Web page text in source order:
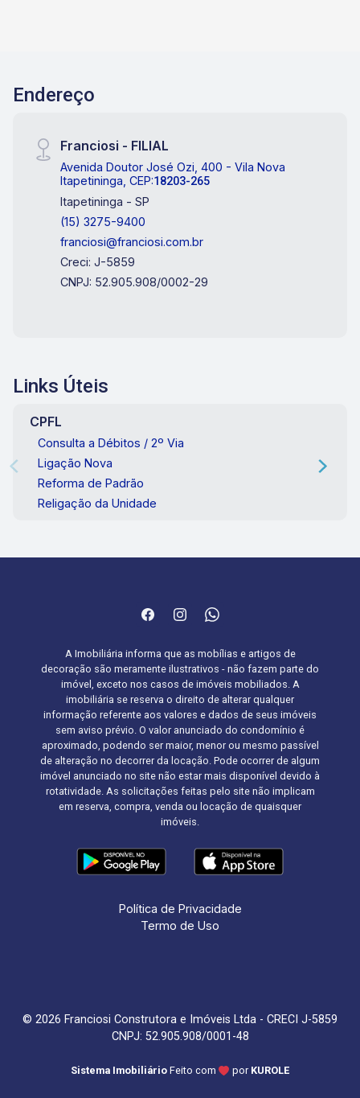
Endereço
Franciosi - FILIAL
Avenida Doutor José Ozi, 400 - Vila Nova
Itapetininga, CEP:18203-265
Itapetininga - SP
(15) 3275-9400
franciosi@franciosi.com.br
Creci: J-5859
CNPJ: 52.905.908/0002-29
Links Úteis
CPFL
Consulta a Débitos / 2º Via
Ligação Nova
Reforma de Padrão
Religação da Unidade
A Imobiliária informa que as mobílias e artigos de
decoração são meramente ilustrativos - não fazem parte do
imóvel, exceto nos casos de imóveis mobiliados. A
imobiliária se reserva o direito de alterar qualquer
informação referente aos valores e dados de seus imóveis
sem aviso prévio. O valor anunciado do condomínio é
aproximado, podendo ser maior, menor ou mesmo passível
de alteração no decorrer da locação. Pode ocorrer de algum
imóvel anunciado no site não estar mais disponível devido à
rotatividade. As solicitações feitas pelo site não implicam
em reserva, compra, venda ou locação de quaisquer
imóveis.
Política de Privacidade
Termo de Uso
© 2026 Franciosi Construtora e Imóveis Ltda - CRECI J-5859
CNPJ: 52.905.908/0001-48
Sistema Imobiliário Feito com por KUROLE